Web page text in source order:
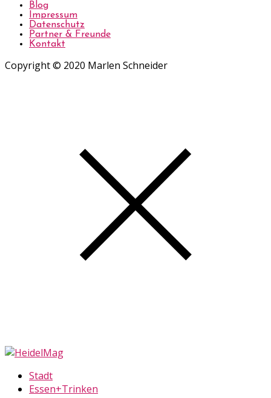
Blog
Impressum
Datenschutz
Partner & Freunde
Kontakt
Copyright © 2020 Marlen Schneider
Stadt
Essen+Trinken